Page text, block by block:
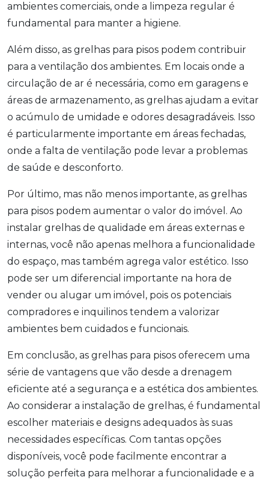
ambientes comerciais, onde a limpeza regular é
fundamental para manter a higiene.
Além disso, as grelhas para pisos podem contribuir
para a ventilação dos ambientes. Em locais onde a
circulação de ar é necessária, como em garagens e
áreas de armazenamento, as grelhas ajudam a evitar
o acúmulo de umidade e odores desagradáveis. Isso
é particularmente importante em áreas fechadas,
onde a falta de ventilação pode levar a problemas
de saúde e desconforto.
Por último, mas não menos importante, as grelhas
para pisos podem aumentar o valor do imóvel. Ao
instalar grelhas de qualidade em áreas externas e
internas, você não apenas melhora a funcionalidade
do espaço, mas também agrega valor estético. Isso
pode ser um diferencial importante na hora de
vender ou alugar um imóvel, pois os potenciais
compradores e inquilinos tendem a valorizar
ambientes bem cuidados e funcionais.
Em conclusão, as grelhas para pisos oferecem uma
série de vantagens que vão desde a drenagem
eficiente até a segurança e a estética dos ambientes.
Ao considerar a instalação de grelhas, é fundamental
escolher materiais e designs adequados às suas
necessidades específicas. Com tantas opções
disponíveis, você pode facilmente encontrar a
solução perfeita para melhorar a funcionalidade e a